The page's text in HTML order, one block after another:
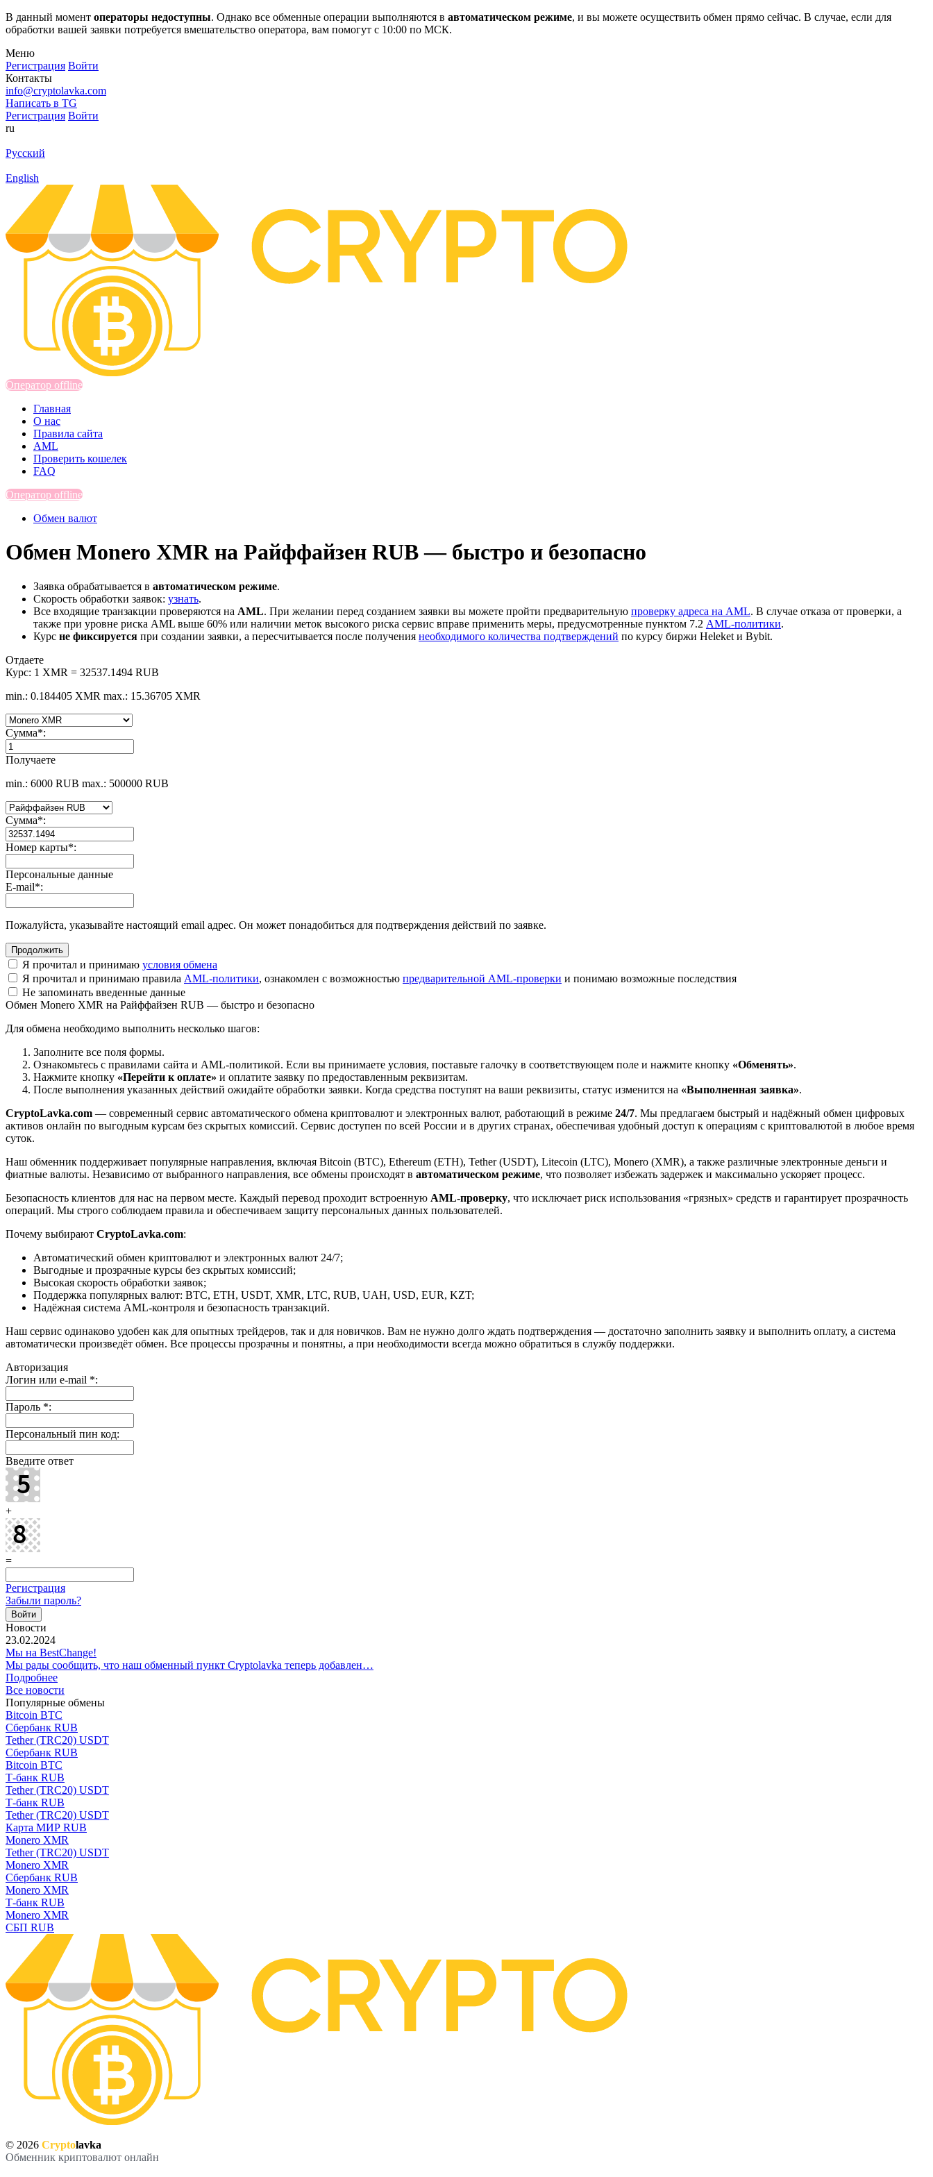
В данный момент операторы недоступны. Однако все обменные операции выполняются в автоматическом режиме, и вы можете осуществить обмен прямо сейчас. В случае, если для
обработки вашей заявки потребуется вмешательство оператора, вам помогут с 10:00 по МСК.
Меню
Регистрация Войти
Контакты
info@cryptolavka.com
Написать в TG
Регистрация Войти
ru
Русский
English
Оператор offline
Главная
О нас
Правила сайта
AML
Проверить кошелек
FAQ
Оператор offline
Обмен валют
Обмен Monero XMR на Райффайзен RUB — быстро и безопасно
Заявка обрабатывается в автоматическом режиме.
Скорость обработки заявок: узнать.
Все входящие транзакции проверяются на AML. При желании перед созданием заявки вы можете пройти предварительную проверку адреса на AML. В случае отказа от проверки, а
также при уровне риска AML выше 60% или наличии меток высокого риска сервис вправе применить меры, предусмотренные пунктом 7.2 AML-политики.
Курс не фиксируется при создании заявки, а пересчитывается после получения необходимого количества подтверждений по курсу биржи Heleket и Bybit.
Отдаете
Курс: 1 XMR = 32537.1494 RUB
min.: 0.184405 XMR max.: 15.36705 XMR
Сумма*:
Получаете
min.: 6000 RUB max.: 500000 RUB
Сумма*:
Номер карты*:
Персональные данные
E-mail*:
Пожалуйста, указывайте настоящий email адрес. Он может понадобиться для подтверждения действий по заявке.
Я прочитал и принимаю условия обмена
Я прочитал и принимаю правила AML-политики, ознакомлен с возможностью предварительной AML-проверки и понимаю возможные последствия
Не запоминать введенные данные
Обмен Monero XMR на Райффайзен RUB — быстро и безопасно
Для обмена необходимо выполнить несколько шагов:
Заполните все поля формы.
Ознакомьтесь с правилами сайта и AML-политикой. Если вы принимаете условия, поставьте галочку в соответствующем поле и нажмите кнопку «Обменять».
Нажмите кнопку «Перейти к оплате» и оплатите заявку по предоставленным реквизитам.
После выполнения указанных действий ожидайте обработки заявки. Когда средства поступят на ваши реквизиты, статус изменится на «Выполненная заявка».
CryptoLavka.com — современный сервис автоматического обмена криптовалют и электронных валют, работающий в режиме 24/7. Мы предлагаем быстрый и надёжный обмен цифровых
активов онлайн по выгодным курсам без скрытых комиссий. Сервис доступен по всей России и в других странах, обеспечивая удобный доступ к операциям с криптовалютой в любое время
суток.
Наш обменник поддерживает популярные направления, включая Bitcoin (BTC), Ethereum (ETH), Tether (USDT), Litecoin (LTC), Monero (XMR), а также различные электронные деньги и
фиатные валюты. Независимо от выбранного направления, все обмены происходят в автоматическом режиме, что позволяет избежать задержек и максимально ускоряет процесс.
Безопасность клиентов для нас на первом месте. Каждый перевод проходит встроенную AML-проверку, что исключает риск использования «грязных» средств и гарантирует прозрачность
операций. Мы строго соблюдаем правила и обеспечиваем защиту персональных данных пользователей.
Почему выбирают CryptoLavka.com:
Автоматический обмен криптовалют и электронных валют 24/7;
Выгодные и прозрачные курсы без скрытых комиссий;
Высокая скорость обработки заявок;
Поддержка популярных валют: BTC, ETH, USDT, XMR, LTC, RUB, UAH, USD, EUR, KZT;
Надёжная система AML-контроля и безопасность транзакций.
Наш сервис одинаково удобен как для опытных трейдеров, так и для новичков. Вам не нужно долго ждать подтверждения — достаточно заполнить заявку и выполнить оплату, а система
автоматически произведёт обмен. Все процессы прозрачны и понятны, а при необходимости всегда можно обратиться в службу поддержки.
Авторизация
Логин или e-mail *:
Пароль *:
Персональный пин код:
Введите ответ
+
=
Регистрация
Забыли пароль?
Новости
23.02.2024
Мы на BestChange!
Мы рады сообщить, что наш обменный пункт Cryptolavka теперь добавлен…
Подробнее
Все новости
Популярные обмены
Bitcoin BTC
Сбербанк RUB
Tether (TRC20) USDT
Сбербанк RUB
Bitcoin BTC
Т-банк RUB
Tether (TRC20) USDT
Т-банк RUB
Tether (TRC20) USDT
Карта МИР RUB
Monero XMR
Tether (TRC20) USDT
Monero XMR
Сбербанк RUB
Monero XMR
Т-банк RUB
Monero XMR
СБП RUB
© 2026 Cryptolavka
Обменник криптовалют онлайн